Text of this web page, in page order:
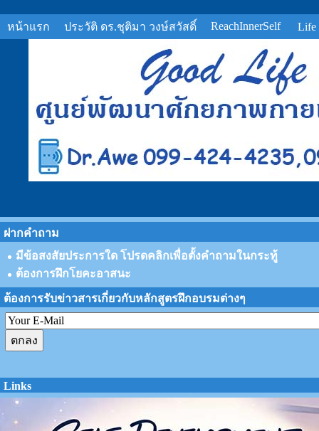
หน้าแรก ประวัติ ดร.ชุติมา วงษ์สวัสดิ์ ReachInnerSelf Life
ฝากคำถาม
มีข้อสงสัยประการใด โปรดคลิกเพื่อตั้งคำถามในกระทู้
ต้องการฝึกโยคะอาสนะ
ต้องการรับข่าวสารเกี่ยวกับหลักสูตรฝึกอบรมต่างๆ
Links